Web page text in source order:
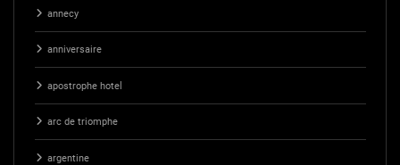
annecy
anniversaire
apostrophe hotel
arc de triomphe
argentine